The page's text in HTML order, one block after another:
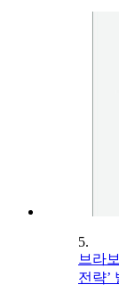
5.
브라
전략’